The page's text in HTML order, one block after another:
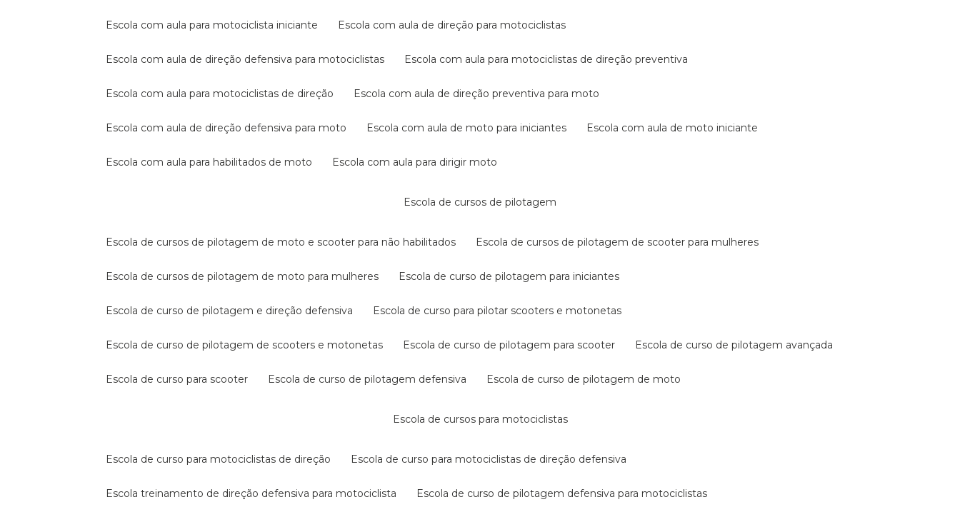
escola com aula para motociclista iniciante escola com aula de direção para motociclistas
escola com aula de direção defensiva para motociclistas escola com aula para motociclistas de direção preventiva
escola com aula para motociclistas de direção escola com aula de direção preventiva para moto
escola com aula de direção defensiva para moto escola com aula de moto para iniciantes escola com aula de moto iniciante
escola com aula para habilitados de moto escola com aula para dirigir moto
escola de cursos de pilotagem
escola de cursos de pilotagem de moto e scooter para não habilitados escola de cursos de pilotagem de scooter para mulheres
escola de cursos de pilotagem de moto para mulheres escola de curso de pilotagem para iniciantes
escola de curso de pilotagem e direção defensiva escola de curso para pilotar scooters e motonetas
escola de curso de pilotagem de scooters e motonetas escola de curso de pilotagem para scooter escola de curso de pilotagem avançada
escola de curso para scooter escola de curso de pilotagem defensiva escola de curso de pilotagem de moto
escola de cursos para motociclistas
escola de curso para motociclistas de direção escola de curso para motociclistas de direção defensiva
escola treinamento de direção defensiva para motociclista escola de curso de pilotagem defensiva para motociclistas